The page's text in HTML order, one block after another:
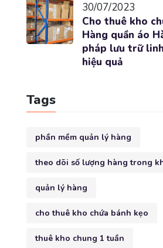
30/07/2023
Cho thuê kho
Hàng quần áo
pháp lưu trữ
hiệu quả
Tags
phần mềm quản lý hàng
theo dõi số lượng hàng trong
quản lý hàng
cho thuê kho chứa bánh kẹo
thuê kho chung 1 tuần